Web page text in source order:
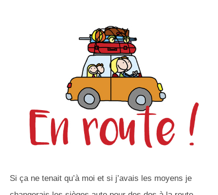
Si ça ne tenait qu’à moi et si j’avais les moyens je